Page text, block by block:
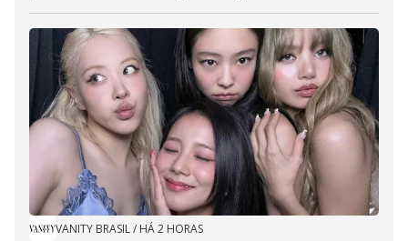
VANITY BRASIL/ HÁ 2 HORAS